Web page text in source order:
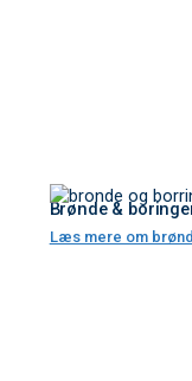
Brønde &
Læs mere om